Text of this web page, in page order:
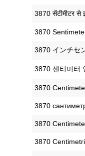
‎3870 सेंटीमीटर से
‎3870
‎3870 インチセ
‎3870 센티미터
‎3870
‎3870
‎3870
‎3870